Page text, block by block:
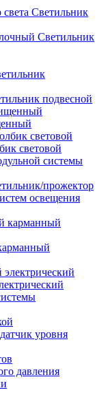
Светильник
Светильник
подвесной
световой
системы
прожектор
освещения
уровня
давления